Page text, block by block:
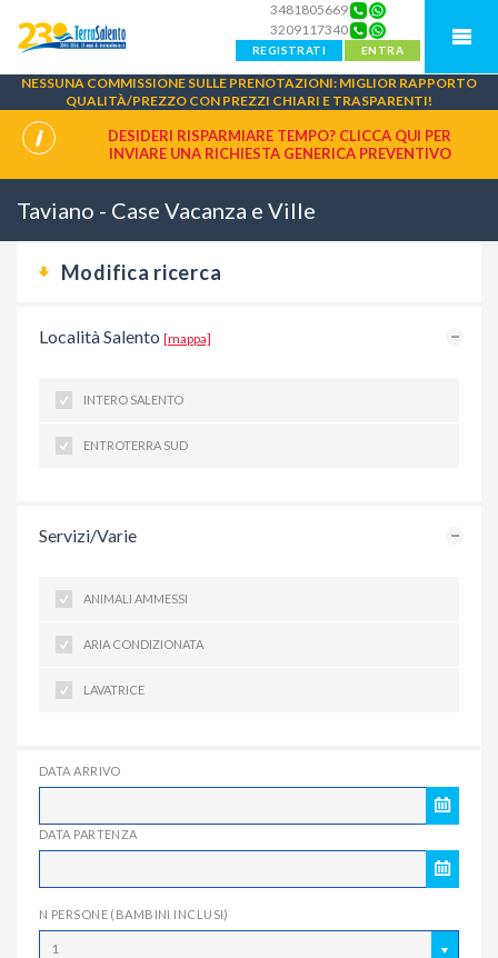
3481805669
3209117340
REGISTRATI ENTRA
NESSUNA COMMISSIONE SULLE PRENOTAZIONI: MIGLIOR RAPPORTO
QUALITÀ/PREZZO CON PREZZI CHIARI E TRASPARENTI!
DESIDERI RISPARMIARE TEMPO? CLICCA QUI PER
INVIARE UNA RICHIESTA GENERICA PREVENTIVO
Taviano - Case Vacanza e Ville
Modifica ricerca
Località Salento [mappa]
INTERO SALENTO
ENTROTERRA SUD
Servizi/Varie
ANIMALI AMMESSI
ARIA CONDIZIONATA
LAVATRICE
DATA ARRIVO
DATA PARTENZA
N PERSONE (BAMBINI INCLUSI)
1